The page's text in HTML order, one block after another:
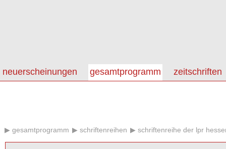
neuerscheinungen gesamtprogramm zeitschriften
gesamtprogramm schriftenreihen schriftenreihe der lpr